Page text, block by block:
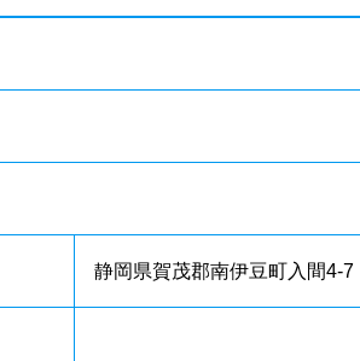
静岡県賀茂郡南伊豆町入間4-7